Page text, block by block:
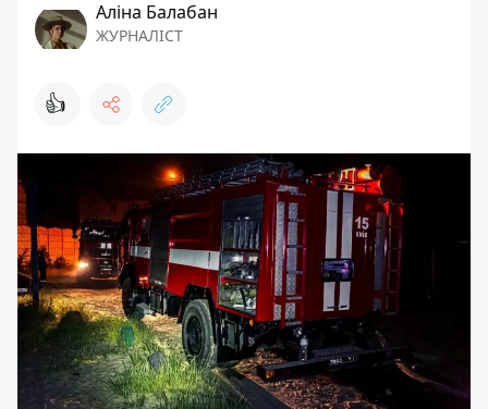
Аліна Балабан
ЖУРНАЛІСТ
👍